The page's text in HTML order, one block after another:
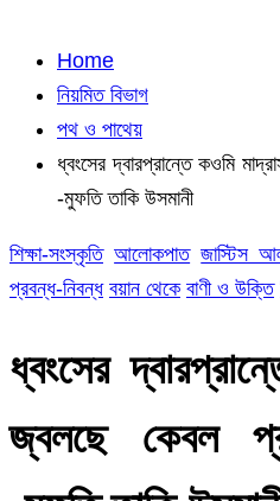
Home
নিয়মিত বিভাগ
পথ ও পাথেয়
ধ্বংসের দ্বারপ্রান্তে কওমি
-মুফতি তাকি উসমানী
শিক্ষা-সংস্কৃতি আলোকপাত জাস্টিস
প্রবন্ধ-নিবন্ধ বয়ান থেকে বাণী ও উক্তি
ধ্বংসের
জ্বলছে কেবল